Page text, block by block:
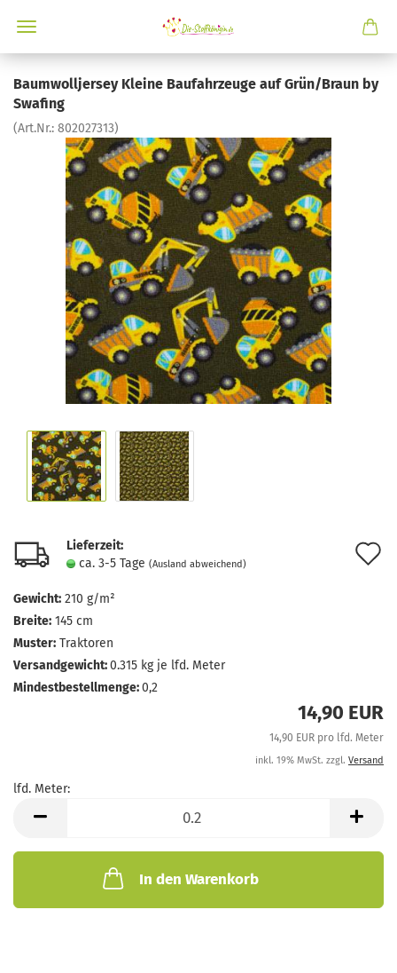
Baumwolljersey Kleine Baufahrzeuge auf Grün/Braun by
Swafing
(Art.Nr.: 802027313)
Lieferzeit:
ca. 3-5 Tage (Ausland abweichend)
Gewicht: 210 g/m²
Breite: 145 cm
Muster: Traktoren
Versandgewicht:0.315 kg je lfd. Meter
Mindestbestellmenge:0,2
14,90 EUR
14,90 EUR pro lfd. Meter
inkl. 19% MwSt. zzgl. Versand
lfd. Meter:
Meter
In den Warenkorb